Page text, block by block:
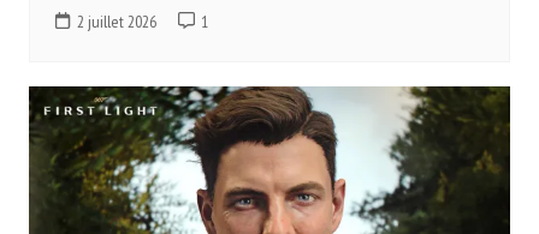
2 juillet 2026 1